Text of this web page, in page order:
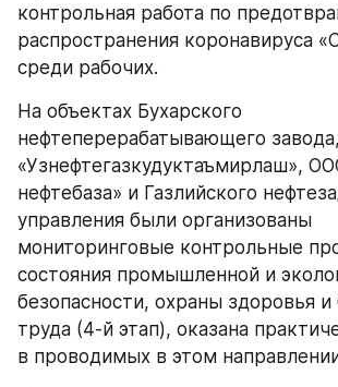
контрольная работа по
распространения коронавируса
среди рабочих.
На объектах Бухарского
нефтеперерабатывающего
«Узнефтегазкудуктаъмирлаш»,
нефтебаза» и Газлийского
управления были организованы
мониторинговые контрольные
состояния промышленной и
безопасности, охраны здоровья и
труда (4-й этап), оказана
в проводимых в этом